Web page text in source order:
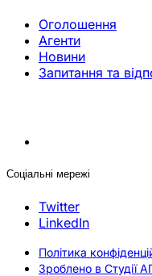
Оголошення
Агенти
Новини
Запитання та
Соціальні мережі
Twitter
LinkedIn
Політика
Зроблено в Студії